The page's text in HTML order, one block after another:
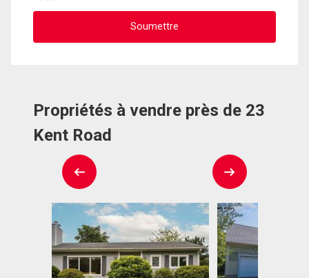
Propriétés à vendre près de 23
Kent Road